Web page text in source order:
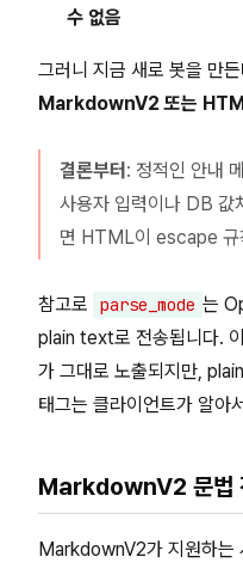
수 없음
그러니 지금 새로 봇을 만
MarkdownV2 또는
결론부터 : 정적인 안내
사용자 입력이나 DB 값
면 HTML이 escape 규
참고로 parse_mode 는
plain text로 전송됩니다.
가 그대로 노출되지만,
태그는 클라이언트가 알아
MarkdownV2 문법
MarkdownV2가 지원하는